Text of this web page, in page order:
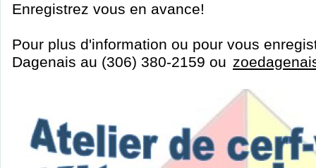
Enregistrez vous en avance!
Pour plus d'information ou pour vous
Dagenais au (306) 380-2159 ou